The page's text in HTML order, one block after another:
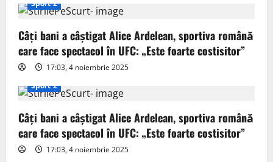
g
a
t
i
o
n
Sport 2
Câți bani a câștigat Alice Ardelean, sportiva română
care face spectacol în UFC: „Este foarte costisitor”
17:03, 4 noiembrie 2025
Sport 2
Câți bani a câștigat Alice Ardelean, sportiva română
care face spectacol în UFC: „Este foarte costisitor”
17:03, 4 noiembrie 2025